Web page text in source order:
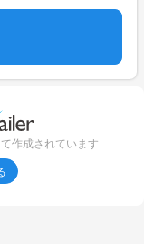
作成されています